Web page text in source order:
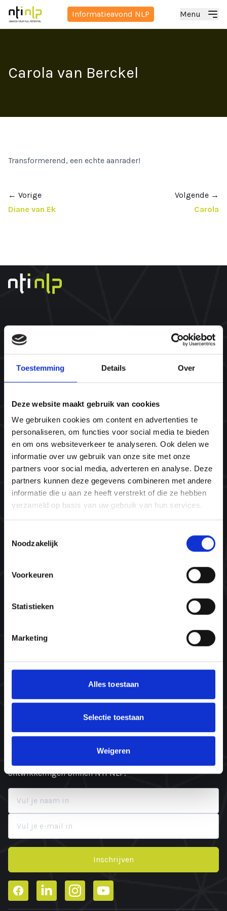
Toestemming Details Over
Deze website maakt gebruik van cookies
We gebruiken cookies om content en advertenties te
personaliseren, om functies voor social media te bieden
en om ons websiteverkeer te analyseren. Ook delen we
informatie over uw gebruik van onze site met onze
partners voor social media, adverteren en analyse. Deze
partners kunnen deze gegevens combineren met andere
informatie die u aan ze heeft verstrekt of die ze hebben
verzameld op basis van uw gebruik van hun services.
Noodzakelijk
Voorkeuren
Statistieken
Marketing
Alles toestaan
Selectie toestaan
Weigeren
Informatieavond NLP Menu
Carola van Berckel
Transformerend, een echte aanrader!
← Vorige
Diane van Ek
Volgende →
Carola
Over ons
Wat is een NLP opleiding?
@WORK
Wat zeggen onze ambassadeurs
Missie & visie
Ons team
Plant bomen. Red levens.
Navigatie
Home
Agenda
Contact
Contact
06-45 66 44 66 (alleen WhatsApp, nieuw!)
Blijf op de hoogte
ontwikkelingen binnen NTI NLP.
Inschrijven
FacebookLinkedInInstagramYouTube